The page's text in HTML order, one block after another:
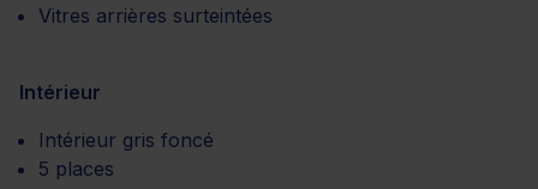
Vitres arrières surteintées
Intérieur
Intérieur gris foncé
5 places